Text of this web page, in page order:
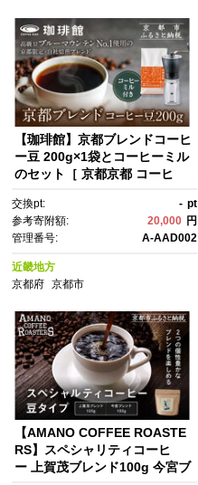
【珈琲館】京都ブレンドコーヒ
ー豆 200g×1袋とコーヒーミル
のセット［ 京都京都 コーヒ
ルーマウンテン ミル セット 人
気 おすすめ ギフト お取り寄
せ 通販 送料無料 ふるさと納
税 ]
交換pt: - pt
参考寄附額:
20,000 円
管理番号:
A-AAD002
近畿地方
京都府
京都市
【AMANO COFFEE ROASTE
RS】スペシャリティコーヒ
ー 上賀茂ブレンド100g 今宮ブ